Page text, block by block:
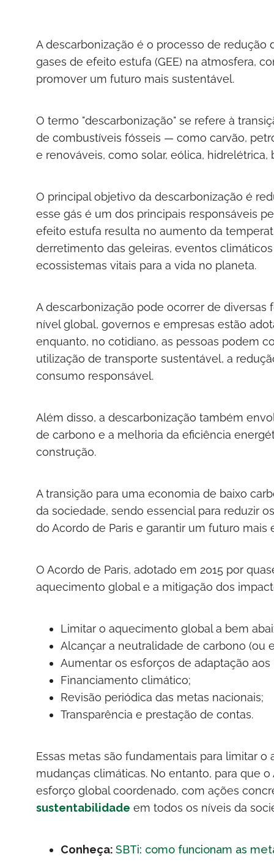
A descarbonização é o processo de redução
gases de efeito estufa (GEE) na atmosfera,
promover um futuro mais sustentável.
O termo "descarbonização" se refere à
de combustíveis fósseis — como carvão,
e renováveis, como solar, eólica,
O principal objetivo da descarbonização é
esse gás é um dos principais responsáveis
efeito estufa resulta no aumento da
derretimento das geleiras, eventos
ecossistemas vitais para a vida no planeta.
A descarbonização pode ocorrer de
nível global, governos e empresas estão
enquanto, no cotidiano, as pessoas podem
utilização de transporte sustentável, a
consumo responsável.
Além disso, a descarbonização também
de carbono e a melhoria da eficiência
construção.
A transição para uma economia de baixo
da sociedade, sendo essencial para reduzir
do Acordo de Paris e garantir um futuro
O Acordo de Paris, adotado em 2015 por
aquecimento global e a mitigação dos
Limitar o aquecimento global a bem
Alcançar a neutralidade de carbono (ou
Aumentar os esforços de adaptação
Financiamento climático;
Revisão periódica das metas nacionais;
Transparência e prestação de contas.
Essas metas são fundamentais para limitar
mudanças climáticas. No entanto, para que
esforço global coordenado, com ações
sustentabilidade em todos os níveis da
Conheça: SBTi: como funcionam as